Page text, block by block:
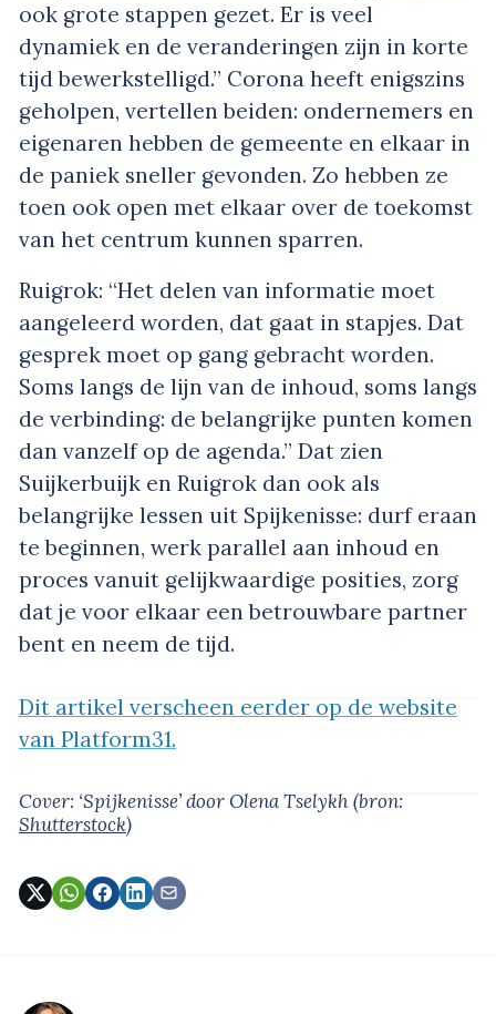
ook grote stappen gezet. Er is veel
dynamiek en de veranderingen zijn in korte
tijd bewerkstelligd.” Corona heeft enigszins
geholpen, vertellen beiden: ondernemers en
eigenaren hebben de gemeente en elkaar in
de paniek sneller gevonden. Zo hebben ze
toen ook open met elkaar over de toekomst
van het centrum kunnen sparren.
Ruigrok: “Het delen van informatie moet
aangeleerd worden, dat gaat in stapjes. Dat
gesprek moet op gang gebracht worden.
Soms langs de lijn van de inhoud, soms langs
de verbinding: de belangrijke punten komen
dan vanzelf op de agenda.” Dat zien
Suijkerbuijk en Ruigrok dan ook als
belangrijke lessen uit Spijkenisse: durf eraan
te beginnen, werk parallel aan inhoud en
proces vanuit gelijkwaardige posities, zorg
dat je voor elkaar een betrouwbare partner
bent en neem de tijd.
Dit artikel verscheen eerder op de website
van Platform31.
Cover: ‘Spijkenisse’door Olena Tselykh(bron:
Shutterstock)